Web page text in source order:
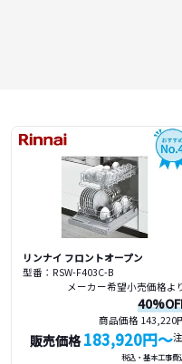
リンナイ フロントオープン
型番：RSW-F403C-B
メーカー希望小売価格よ
商品価格 143,220
販売価格183,920円〜
税込・基本工事費